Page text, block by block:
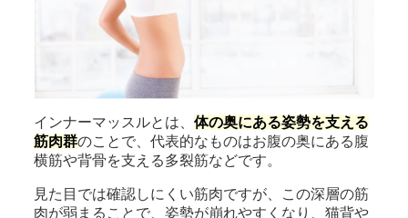
インナーマッスルとは、体の奥にある姿勢を支える
筋肉群のことで、代表的なものはお腹の奥にある腹
横筋や背骨を支える多裂筋などです。
見た目では確認しにくい筋肉ですが、この深層の筋
肉が弱まることで、姿勢が崩れやすくなり、猫背や